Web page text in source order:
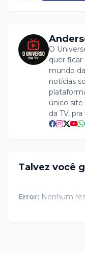
O
quer ficar
mundo
notícias
único
da TV,
Talvez você
Error: Nenhum